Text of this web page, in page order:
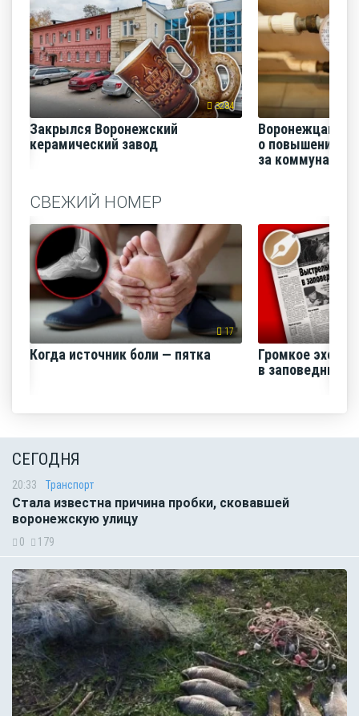
3284
Закрылся Воронежский
керамический завод
Воронежцам
о повышении
за
СВЕЖИЙ НОМЕР
17
Когда источник боли — пятка
Громкое эхо
в заповеднике»
СЕГОДНЯ
20:33 Транспорт
Стала известна причина пробки, сковавшей
воронежскую улицу
0 179